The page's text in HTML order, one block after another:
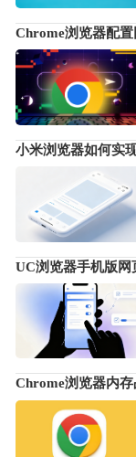
Chrome浏览器配
小米浏览器如何实
UC浏览器手机版
Chrome浏览器内